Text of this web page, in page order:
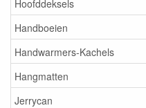
Hoofddeksels
Handboeien
Handwarmers-Kachels
Hangmatten
Jerrycan